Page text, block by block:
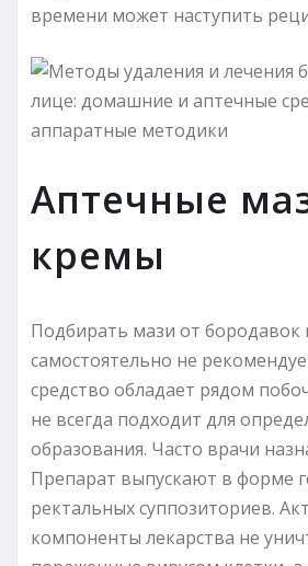
времени может наступить
Аптечные
кремы
Подбирать мази от бородавок
самостоятельно не
средство обладает рядом
не всегда подходит для
образования. Часто врачи
Препарат выпускают в форме
ректальных суппозиториев.
компоненты лекарства не